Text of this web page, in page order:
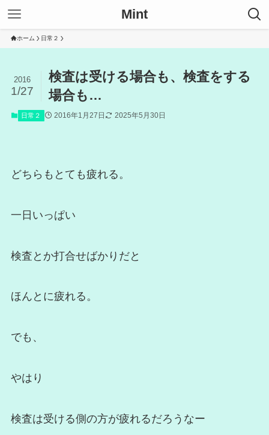
Mint
ホーム 日常２
検査は受ける場合も、検査をする
場合も…
2016
1/27
日常２ 2016年1月27日 2025年5月30日
どちらもとても疲れる。
一日いっぱい
検査とか打合せばかりだと
ほんとに疲れる。
でも、
やはり
検査は受ける側の方が疲れるだろうなー